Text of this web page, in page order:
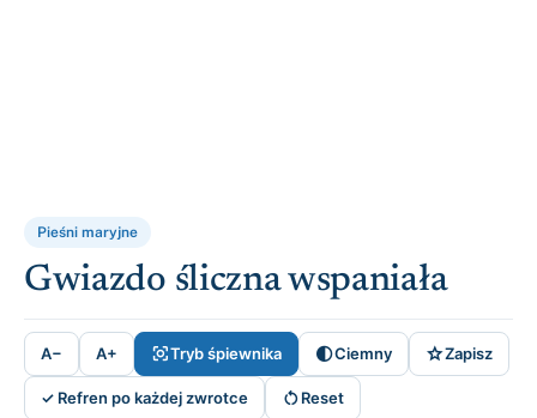
Pieśni maryjne
Gwiazdo śliczna wspaniała
A− A+ Tryb śpiewnika Ciemny Zapisz
✓ Refren po każdej zwrotce Reset